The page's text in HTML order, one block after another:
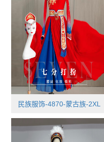
民族服饰-4870-蒙古族-2XL